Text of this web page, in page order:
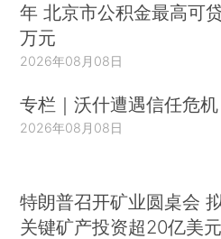
年 北京市公积金最高可
万元
2026年08月08日
专栏｜沃什遭遇信任危机
2026年08月08日
特朗普召开矿业圆桌会
关键矿产投资超20亿美元